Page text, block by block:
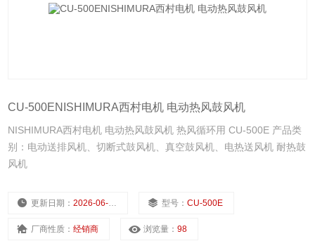
CU-500ENISHIMURA西村电机 电动热风鼓风机
NISHIMURA西村电机 电动热风鼓风机 热风循环用 CU-500E 产品类
别：电动送排风机、切断式鼓风机、真空鼓风机、电热送风机 耐热鼓
风机
更新日期：2026-06-16 型号：CU-500E
厂商性质：经销商 浏览量：98